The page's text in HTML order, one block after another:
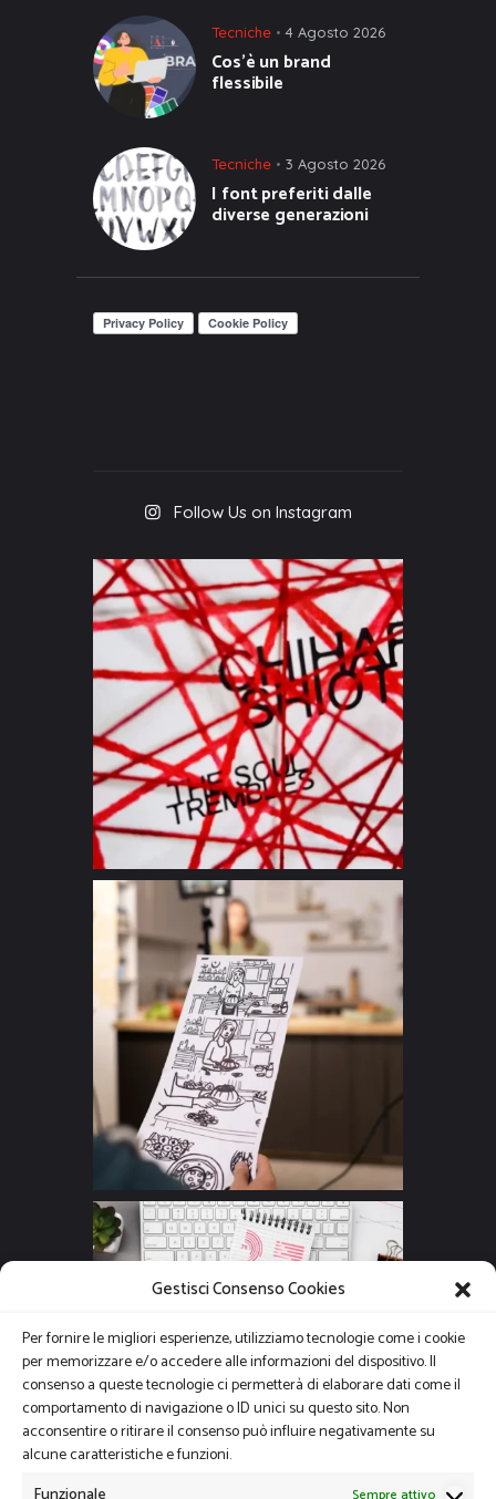
Gestisci Consenso Cookies
Per fornire le migliori esperienze, utilizziamo tecnologie come i cookie
per memorizzare e/o accedere alle informazioni del dispositivo. Il
consenso a queste tecnologie ci permetterà di elaborare dati come il
comportamento di navigazione o ID unici su questo sito. Non
acconsentire o ritirare il consenso può influire negativamente su
alcune caratteristiche e funzioni.
Tecniche 4 Agosto 2026
Cos’è un brand
flessibile
Tecniche 3 Agosto 2026
I font preferiti dalle
diverse generazioni
Follow Us on Instagram